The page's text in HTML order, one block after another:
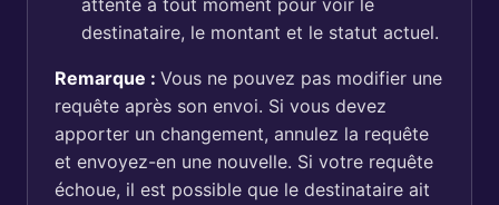
attente à tout moment pour voir le
destinataire, le montant et le statut actuel.
Remarque : Vous ne pouvez pas modifier une
requête après son envoi. Si vous devez
apporter un changement, annulez la requête
et envoyez-en une nouvelle. Si votre requête
échoue, il est possible que le destinataire ait